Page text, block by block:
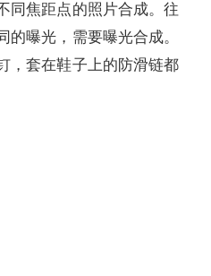
同焦距点的照片合成。往
曝光，需要曝光合成。
，套在鞋子上的防滑链都